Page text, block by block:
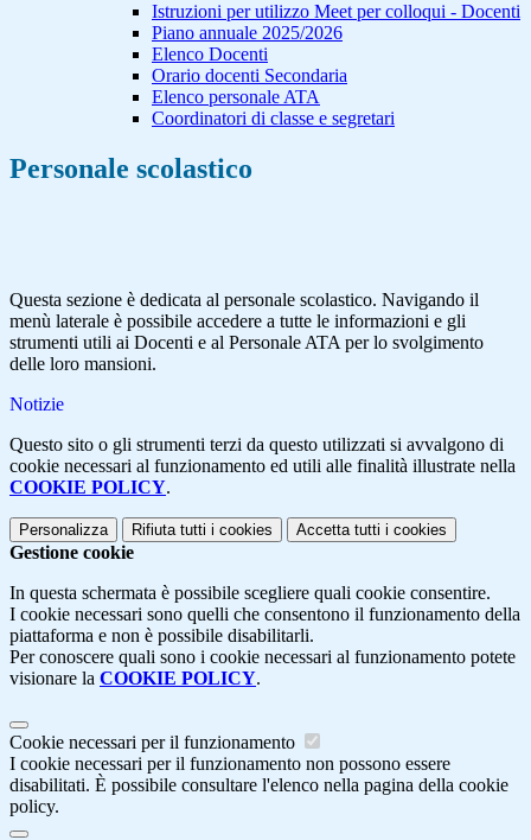
Istruzioni per utilizzo Meet per colloqui - Docenti
Piano annuale 2025/2026
Elenco Docenti
Orario docenti Secondaria
Elenco personale ATA
Coordinatori di classe e segretari
Personale scolastico
Questa sezione è dedicata al personale scolastico. Navigando il
menù laterale è possibile accedere a tutte le informazioni e gli
strumenti utili ai Docenti e al Personale ATA per lo svolgimento
delle loro mansioni.
Notizie
Questo sito o gli strumenti terzi da questo utilizzati si avvalgono di
cookie necessari al funzionamento ed utili alle finalità illustrate nella
COOKIE POLICY.
Personalizza Rifiuta tutti i cookies Accetta tutti i cookies
Gestione cookie
In questa schermata è possibile scegliere quali cookie consentire.
I cookie necessari sono quelli che consentono il funzionamento della
piattaforma e non è possibile disabilitarli.
Per conoscere quali sono i cookie necessari al funzionamento potete
visionare la COOKIE POLICY.
Cookie necessari per il funzionamento
I cookie necessari per il funzionamento non possono essere
disabilitati. È possibile consultare l'elenco nella pagina della cookie
policy.